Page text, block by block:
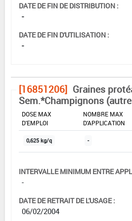
DATE DE FIN DE DISTRIBUTION :
-
DATE DE FIN D'UTILISATION :
-
[16851206] Graines
Sem.*Champignons
DOSE MAX
D'EMPLOI
NOMBRE MAX
D'APPLICATION
0,625 kg/q -
INTERVALLE MINIMUM ENTRE
-
DATE DE RETRAIT DE L'USAGE :
06/02/2004